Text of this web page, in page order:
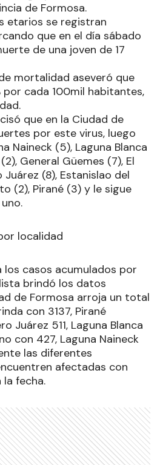
de Formosa.
etarios se registran
que en el día sábado
de una joven de 17
mortalidad aseveró que
por cada 100mil habitantes,
que en la Ciudad de
por este virus, luego
Naineck (5), Laguna Blanca
General Güemes (7), El
(8), Estanislao del
(2), Pirané (3) y le sigue
localidad
los casos acumulados por
brindó los datos
de Formosa arroja un total
con 3137, Pirané
Juárez 511, Laguna Blanca
con 427, Laguna Naineck
las diferentes
afectadas con
la fecha.